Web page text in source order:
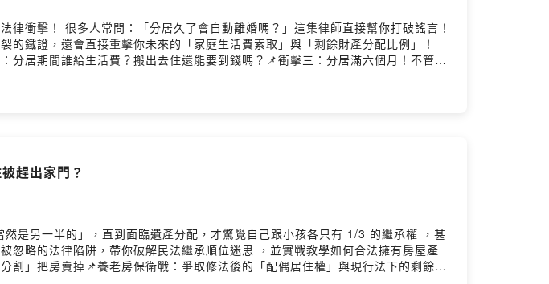
避雷！
真心話 #法律防身術 #微醺法律課
衝擊！ 很多人常問：「分居久了會自動離婚嗎？」這集律師直接幫你打破謠言！
鐵證，還會直接重擊你未來的「家庭生活費索取」與「剩餘財產分配比例」！
分居期間誰給生活費？搬出去住還能要到錢嗎？📌衝擊三：分居滿六個月！不管誰
律師官網：https://kellylawyer.com.tw楊繼証 Ray律師官網：
趕出家門？
是另一半的」，直到面臨遺產分配，才驚覺自己跟小孩各只有 1/3 的繼承權 ，甚
忽略的法律陷阱，帶你破解民法繼承順位迷思 ，並實戰教學如何合法擁有房屋產
」把房賣掉📌養老房保衛戰：爭取修法後的「配偶居住權」與現行法下的剩餘財